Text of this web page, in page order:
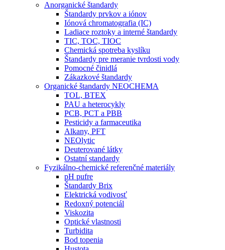
Anorganické štandardy
Štandardy prvkov a iónov
Iónová chromatografia (IC)
Ladiace roztoky a interné štandardy
TIC, TOC, TIOC
Chemická spotreba kyslíku
Štandardy pre meranie tvrdosti vody
Pomocné činidlá
Zákazkové štandardy
Organické štandardy NEOCHEMA
TOL, BTEX
PAU a heterocykly
PCB, PCT a PBB
Pesticidy a farmaceutika
Alkany, PFT
NEOlytic
Deuterované látky
Ostatní standardy
Fyzikálno-chemické referenčné materiály
pH pufre
Štandardy Brix
Elektrická vodivosť
Redoxný potenciál
Viskozita
Optické vlastnosti
Turbidita
Bod topenia